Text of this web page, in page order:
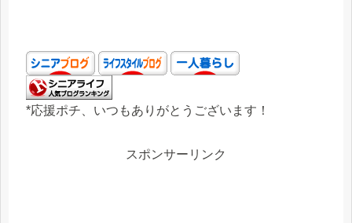
*応援ポチ、いつもありがとうございます！
スポンサーリンク